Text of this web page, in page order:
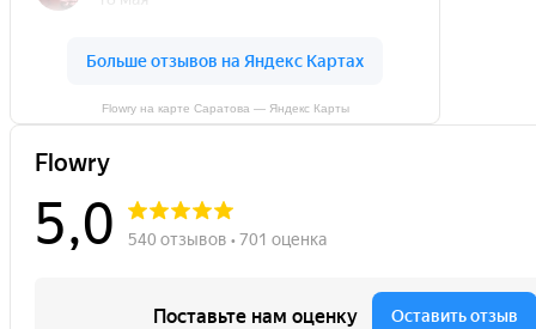
Flowry на карте Саратова — Яндекс Карты